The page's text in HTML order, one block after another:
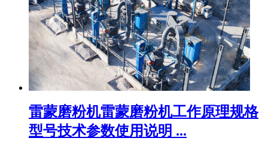
雷蒙磨粉机雷蒙磨粉机工作原理规格
型号技术参数使用说明 ...